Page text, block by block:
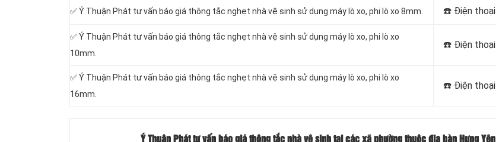
✅ Ý Thuận Phát tư vấn báo giá thông tắc nghẹt nhà vệ sinh sử dụng máy lò xo, phi lò xo 8mm. ☎️ Điện thoại
✅ Ý Thuận Phát tư vấn báo giá thông tắc nghẹt nhà vệ sinh sử dụng máy lò xo, phi lò xo
10mm.
☎️ Điện thoại
✅ Ý Thuận Phát tư vấn báo giá thông tắc nghẹt nhà vệ sinh sử dụng máy lò xo, phi lò xo
16mm.
☎️ Điện thoại
Ý Thuận Phát tư vấn báo giá thông tắc nhà vệ sinh tại các xã phường thuộc địa bàn Hưng Yên